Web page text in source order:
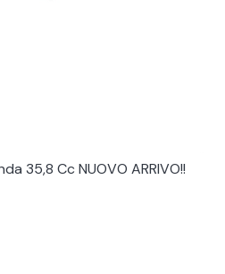
35,8 Cc NUOVO ARRIVO!!